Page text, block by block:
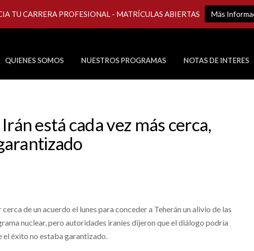
QUIENES SOMOS NUESTROS PROGRAMAS NOTAS DE INTERES
está cada vez más cerca,
de un acuerdo el lunes para conceder a Teherán un alivio de las
nuclear, pero autoridades iraníes dijeron que el diálogo podría
el éxito no estaba garantizado.
TU CARRERA PROFESIONAL - MATRÍCULAS ABIERTAS Más